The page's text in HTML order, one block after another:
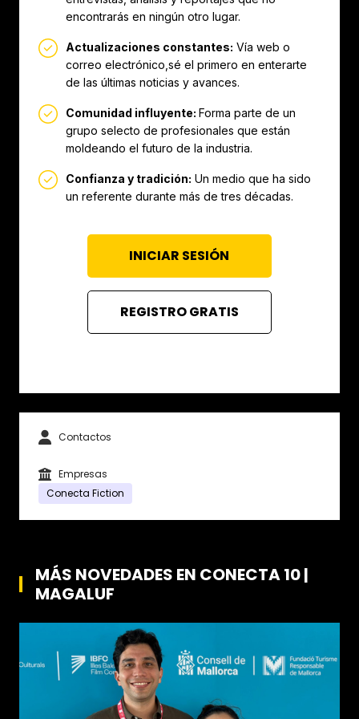
encontrarás en ningún otro lugar.
Actualizaciones constantes: Vía web o
correo electrónico,sé el primero en enterarte
de las últimas noticias y avances.
Comunidad influyente: Forma parte de un
grupo selecto de profesionales que están
moldeando el futuro de la industria.
Confianza y tradición: Un medio que ha sido
un referente durante más de tres décadas.
INICIAR SESIÓN
REGISTRO GRATIS
Contactos
Empresas
Conecta Fiction
MÁS NOVEDADES EN CONECTA 10 |
MAGALUF